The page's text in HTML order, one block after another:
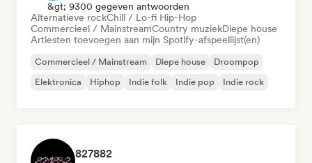
&gt; 9300 gegeven antwoorden
Alternatieve rockChill / Lo-fi Hip-Hop
Commercieel / MainstreamCountry muziekDiepe house
Artiesten toevoegen aan mijn Spotify-afspeellijst(en)
Commercieel / Mainstream Diepe house
Droompop
Elektronica
Hiphop Indie folk Indie pop Indie rock
827882